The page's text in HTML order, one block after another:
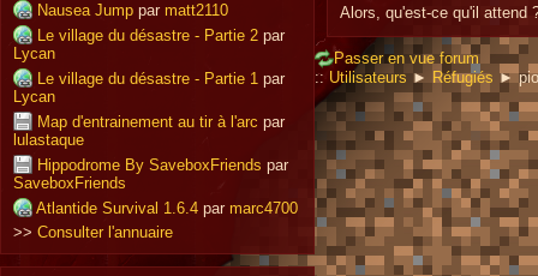
Nausea Jump par matt2110
Le village du désastre - Partie 2 par
Lycan
Le village du désastre - Partie 1 par
Lycan
Map d'entrainement au tir à l'arc par
lulastaque
Hippodrome By SaveboxFriends par
SaveboxFriends
Atlantide Survival 1.6.4 par marc4700
>> Consulter l'annuaire
Alors, qu'est-ce qu'il attend
Passer en vue forum
:: Utilisateurs ► Réfugiés ►